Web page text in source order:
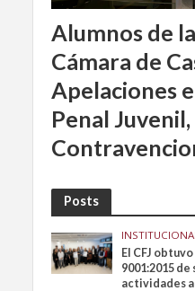
Alumnos de
Cámara de
Apelaciones
Penal Juvenil,
Posts
El CFJ
9001:2015
actividades